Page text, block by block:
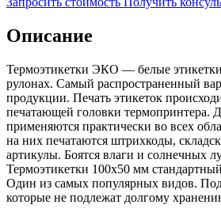
Описание
Термоэтикетки ЭКО — белые
рулонах. Самый распространенный
продукции. Печать этикеток
печатающей головки термопринтера.
применяются практически во всех
на них печатаются штрихкоды,
артикулы. Боятся влаги и солнечных
Термоэтикетки 100х50 мм
Один из самых популярных видов.
которые не подлежат долгому